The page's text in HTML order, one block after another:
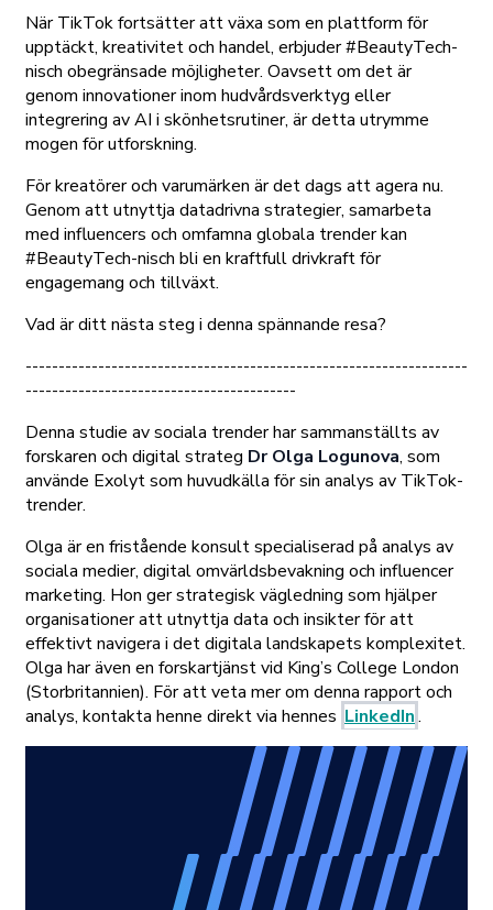
När TikTok fortsätter att växa som en plattform för
upptäckt, kreativitet och handel, erbjuder #BeautyTech-
nisch obegränsade möjligheter. Oavsett om det är
genom innovationer inom hudvårdsverktyg eller
integrering av AI i skönhetsrutiner, är detta utrymme
mogen för utforskning.
För kreatörer och varumärken är det dags att agera nu.
Genom att utnyttja datadrivna strategier, samarbeta
med influencers och omfamna globala trender kan
#BeautyTech-nisch bli en kraftfull drivkraft för
engagemang och tillväxt.
Vad är ditt nästa steg i denna spännande resa?
-------------------------------------------------------------------
-----------------------------------------
Denna studie av sociala trender har sammanställts av
forskaren och digital strateg Dr Olga Logunova, som
använde Exolyt som huvudkälla för sin analys av TikTok-
trender.
Olga är en fristående konsult specialiserad på analys av
sociala medier, digital omvärldsbevakning och influencer
marketing. Hon ger strategisk vägledning som hjälper
organisationer att utnyttja data och insikter för att
effektivt navigera i det digitala landskapets komplexitet.
Olga har även en forskartjänst vid King’s College London
(Storbritannien). För att veta mer om denna rapport och
analys, kontakta henne direkt via hennes LinkedIn.